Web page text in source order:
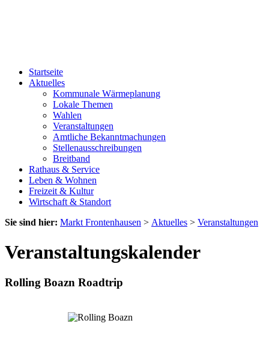
Startseite
Aktuelles
Kommunale Wärmeplanung
Lokale Themen
Wahlen
Veranstaltungen
Amtliche Bekanntmachungen
Stellenausschreibungen
Breitband
Rathaus & Service
Leben & Wohnen
Freizeit & Kultur
Wirtschaft & Standort
Sie sind hier: Markt Frontenhausen > Aktuelles > Veranstaltungen
Veranstaltungskalender
Rolling Boazn Roadtrip